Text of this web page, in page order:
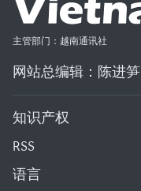
主管部门：越南通讯社
网站总编辑：陈进笋
知识产权
RSS
语言